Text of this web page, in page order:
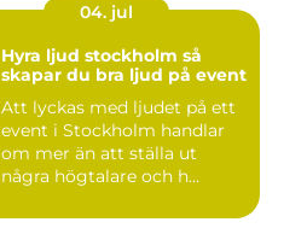
04. jul
Hyra ljud stockholm så
skapar du bra ljud på event
Att lyckas med ljudet på ett
event i Stockholm handlar
om mer än att ställa ut
några högtalare och h...